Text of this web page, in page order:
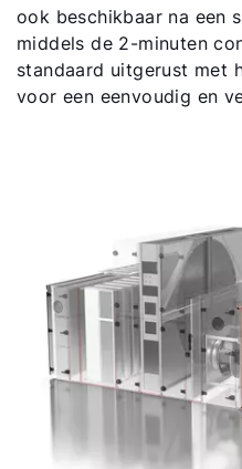
ook beschikbaar na een
middels de 2-minuten
standaard uitgerust met
voor een eenvoudig en